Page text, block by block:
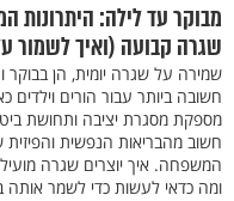
מבוקר עד לילה: היתרונות
שגרה קבועה (ואיך לשמור
שמירה על שגרה יומית, הן בבוקר
חשובה ביותר עבור הורים
מספקת מסגרת יציבה ותחושת
חשוב מהבריאות הנפשית והפיזית
המשפחה. איך יוצרים שגרה
ומה כדאי לעשות כדי לשמר אותה